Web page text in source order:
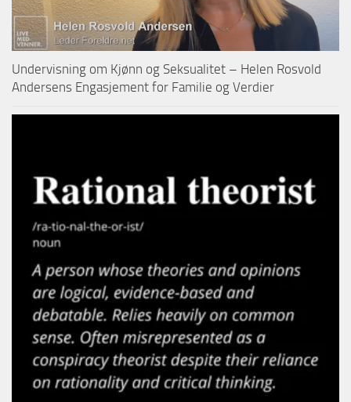
Undervisning om Kjønn og Seksualitet – Helen Rosvold
Andersens Engasjement for Familie og Verdier